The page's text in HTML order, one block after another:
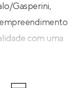
Gasperini,
com uma